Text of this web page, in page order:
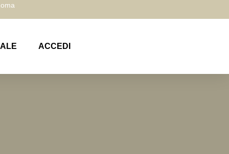
ACCEDI